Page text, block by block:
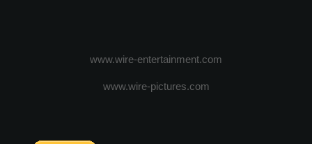
www.wire-entertainment.com
www.wire-pictures.com